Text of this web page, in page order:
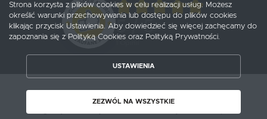
5/ 5
Copyright by probox.pl
Strona korzysta z plików cookies w celu realizacji usług. Możesz
określić warunki przechowywania lub dostępu do plików cookies
klikając przycisk Ustawienia. Aby dowiedzieć się więcej zachęcamy do
zapoznania się z Polityką Cookies oraz Polityką Prywatności.
USTAWIENIA
ZEZWÓL NA WSZYSTKIE
ZAPISZ WYBRANE